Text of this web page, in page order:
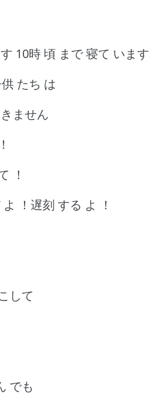
10時 頃 まで 寝て います
たち は
ません
！
！遅刻 する よ ！
して
でも